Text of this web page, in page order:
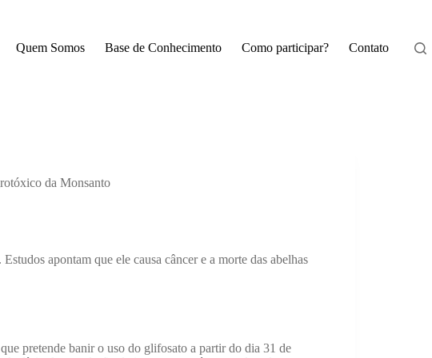
Quem Somos Base de Conhecimento Como participar? Contato
da Monsanto
apontam que ele causa câncer e a morte das abelhas
pretende banir o uso do glifosato a partir do dia 31 de